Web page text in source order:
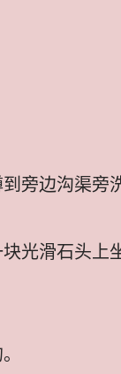
旁边沟渠旁
光滑石头上